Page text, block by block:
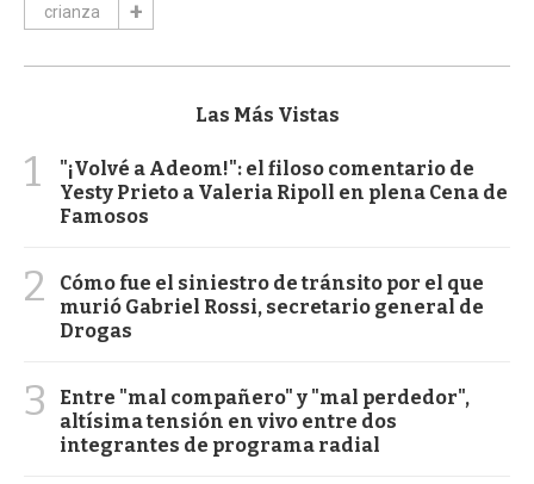
crianza
Las Más Vistas
1
"¡Volvé a Adeom!": el filoso comentario de
Yesty Prieto a Valeria Ripoll en plena Cena de
Famosos
2
Cómo fue el siniestro de tránsito por el que
murió Gabriel Rossi, secretario general de
Drogas
3
Entre "mal compañero" y "mal perdedor",
altísima tensión en vivo entre dos
integrantes de programa radial